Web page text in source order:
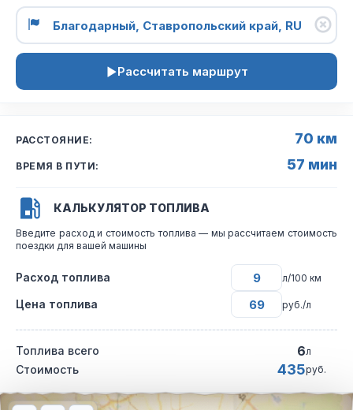
Рассчитать маршрут
РАССТОЯНИЕ: 70 км
ВРЕМЯ В ПУТИ: 57 мин
КАЛЬКУЛЯТОР ТОПЛИВА
Введите расход и стоимость топлива — мы рассчитаем стоимость
поездки для вашей машины
Расход топлива л/100 км
Цена топлива руб./л
Топлива всего 6л
Стоимость 435руб.
Интерактивная карта автомобильного маршрута из города